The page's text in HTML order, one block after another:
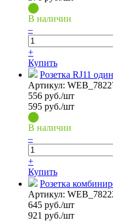
В наличии
–
+
Купить
Розетка RJ11
Артикул:
556 руб./шт
595 руб./шт
В наличии
–
+
Купить
Розетка
Артикул:
645 руб./шт
921 руб./шт